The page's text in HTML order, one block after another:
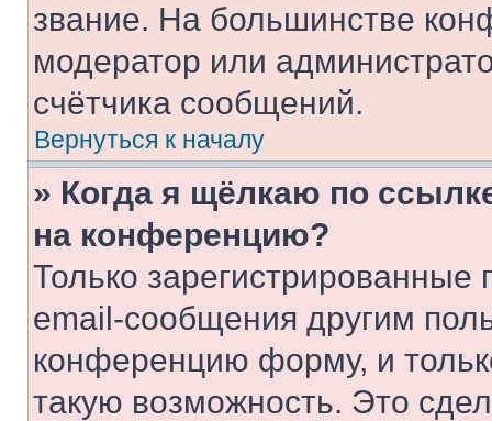
звание. На большинстве
модератор или
счётчика сообщений.
Вернуться к началу
» Когда я щёлкаю по
на конференцию?
Только зарегистрированные
email-сообщения другим
конференцию форму, и
такую возможность. Это